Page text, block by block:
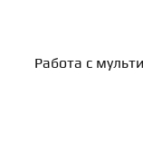
Работа с